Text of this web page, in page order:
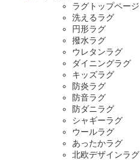
ラグトップページ
洗えるラグ
円形ラグ
撥水ラグ
ウレタンラグ
ダイニングラグ
キッズラグ
防炎ラグ
防音ラグ
防ダニラグ
シャギーラグ
ウールラグ
あったかラグ
北欧デザインラグ